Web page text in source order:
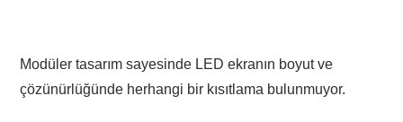
Modüler tasarım sayesinde LED ekranın boyut ve
çözünürlüğünde herhangi bir kısıtlama bulunmuyor.